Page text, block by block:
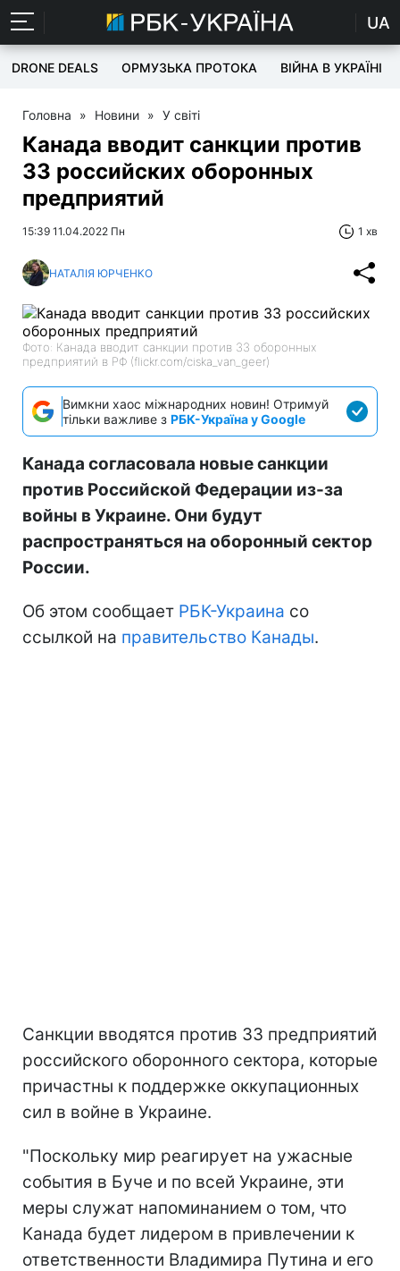
UA
DRONE DEALS ОРМУЗЬКА ПРОТОКА ВІЙНА В УКРАЇНІ
Головна » Новини » У світі
Канада вводит санкции против
33 российских оборонных
предприятий
15:39 11.04.2022 Пн 1 хв
НАТАЛІЯ ЮРЧЕНКО
Фото: Канада вводит санкции против 33 оборонных
предприятий в РФ (flickr.com/ciska_van_geer)
Вимкни хаос міжнародних новин! Отримуй
тільки важливе з РБК-Україна у Google
Канада согласовала новые санкции
против Российской Федерации из-за
войны в Украине. Они будут
распространяться на оборонный сектор
России.
Об этом сообщает РБК-Украина со
ссылкой на правительство Канады.
Санкции вводятся против 33 предприятий
российского оборонного сектора, которые
причастны к поддержке оккупационных
сил в войне в Украине.
"Поскольку мир реагирует на ужасные
события в Буче и по всей Украине, эти
меры служат напоминанием о том, что
Канада будет лидером в привлечении к
ответственности Владимира Путина и его